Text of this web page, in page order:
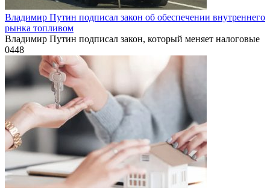
Владимир Путин подписал закон об обеспечении внутреннего
рынка топливом
Владимир Путин подписал закон, который меняет налоговые
0448